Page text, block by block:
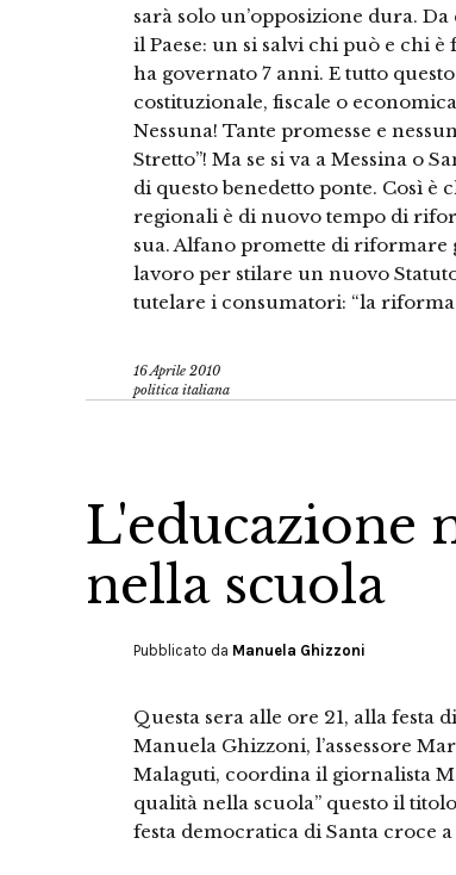
sarà solo un’opposizione dura.
il Paese: un si salvi chi può e chi
ha governato 7 anni. E tutto
costituzionale, fiscale o
Nessuna! Tante promesse e
Stretto”! Ma se si va a Messina o
di questo benedetto ponte. Così è
regionali è di nuovo tempo di
sua. Alfano promette di
lavoro per stilare un nuovo
tutelare i consumatori: “la
16 Aprile 2010
politica italiana
L'educazione
nella scuola
Pubblicato da Manuela Ghizzoni
Questa sera alle ore 21, alla festa
Manuela Ghizzoni, l’assessore
Malaguti, coordina il giornalista
qualità nella scuola” questo il
festa democratica di Santa croce